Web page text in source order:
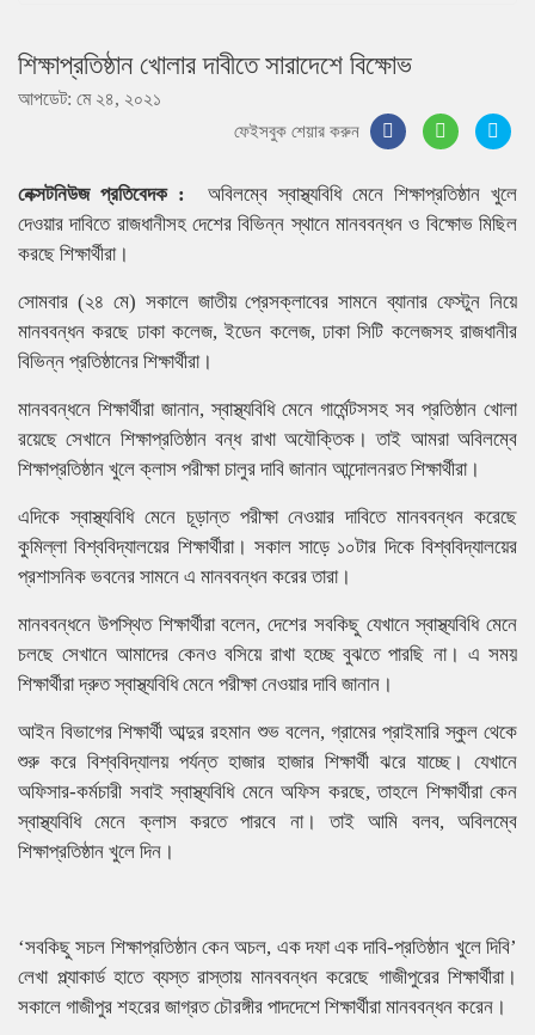
শিক্ষাপ্রতিষ্ঠান খোলার দাবীতে সারাদেশে বিক্ষোভ
আপডেট: মে ২৪, ২০২১
ফেইসবুক শেয়ার করুন
নেক্সটনিউজ প্রতিবেদক :
অবিলম্বে স্বাস্থ্যবিধি মেনে শিক্ষাপ্রতিষ্ঠান খুলে
দেওয়ার দাবিতে রাজধানীসহ দেশের বিভিন্ন স্থানে মানববন্ধন ও বিক্ষোভ মিছিল
করছে শিক্ষার্থীরা।
সোমবার (২৪ মে) সকালে জাতীয় প্রেসক্লাবের সামনে ব্যানার ফেস্টুন নিয়ে
মানববন্ধন করছে ঢাকা কলেজ, ইডেন কলেজ, ঢাকা সিটি কলেজসহ রাজধানীর
বিভিন্ন প্রতিষ্ঠানের শিক্ষার্থীরা।
মানববন্ধনে শিক্ষার্থীরা জানান, স্বাস্থ্যবিধি মেনে গার্মেন্টসসহ সব প্রতিষ্ঠান খোলা
রয়েছে সেখানে শিক্ষাপ্রতিষ্ঠান বন্ধ রাখা অযৌক্তিক। তাই আমরা অবিলম্বে
শিক্ষাপ্রতিষ্ঠান খুলে ক্লাস পরীক্ষা চালুর দাবি জানান আন্দোলনরত শিক্ষার্থীরা।
এদিকে স্বাস্থ্যবিধি মেনে চূড়ান্ত পরীক্ষা নেওয়ার দাবিতে মানববন্ধন করেছে
কুমিল্লা বিশ্ববিদ্যালয়ের শিক্ষার্থীরা। সকাল সাড়ে ১০টার দিকে বিশ্ববিদ্যালয়ের
প্রশাসনিক ভবনের সামনে এ মানববন্ধন করের তারা।
মানববন্ধনে উপস্থিত শিক্ষার্থীরা বলেন, দেশের সবকিছু যেখানে স্বাস্থ্যবিধি মেনে
চলছে সেখানে আমাদের কেনও বসিয়ে রাখা হচ্ছে বুঝতে পারছি না। এ সময়
শিক্ষার্থীরা দ্রুত স্বাস্থ্যবিধি মেনে পরীক্ষা নেওয়ার দাবি জানান।
আইন বিভাগের শিক্ষার্থী আব্দুর রহমান শুভ বলেন, গ্রামের প্রাইমারি স্কুল থেকে
শুরু করে বিশ্ববিদ্যালয় পর্যন্ত হাজার হাজার শিক্ষার্থী ঝরে যাচ্ছে। যেখানে
অফিসার-কর্মচারী সবাই স্বাস্থ্যবিধি মেনে অফিস করছে, তাহলে শিক্ষার্থীরা কেন
স্বাস্থ্যবিধি মেনে ক্লাস করতে পারবে না। তাই আমি বলব, অবিলম্বে
শিক্ষাপ্রতিষ্ঠান খুলে দিন।
‘সবকিছু সচল শিক্ষাপ্রতিষ্ঠান কেন অচল, এক দফা এক দাবি-প্রতিষ্ঠান খুলে দিবি’
লেখা প্ল্যাকার্ড হাতে ব্যস্ত রাস্তায় মানববন্ধন করেছে গাজীপুরের শিক্ষার্থীরা।
সকালে গাজীপুর শহরের জাগ্রত চৌরঙ্গীর পাদদেশে শিক্ষার্থীরা মানববন্ধন করেন।